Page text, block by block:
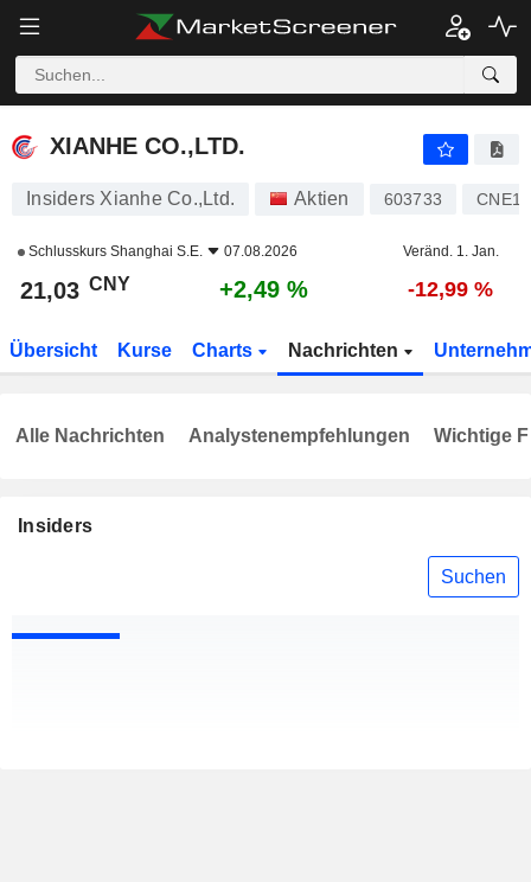
XIANHE CO.,LTD.
XIANHE CO.,LTD.
Insiders Xianhe Co.,Ltd. Aktien 603733
Schlusskurs Shanghai S.E. 07.08.2026 Veränd. 1. Jan.
21,03 CNY +2,49 % -12,99 %
Übersicht Kurse Charts Nachrichten
Insiders
Suchen
Alle Nachrichten Analystenempfehlungen Wichtige